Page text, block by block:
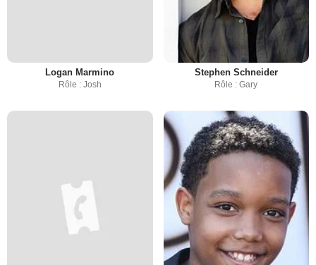
Logan Marmino
Rôle : Josh
Stephen Schneider
Rôle : Gary